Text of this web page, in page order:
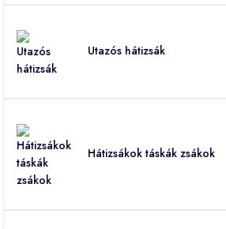
Utazós hátizsák
Hátizsákok táskák zsákok